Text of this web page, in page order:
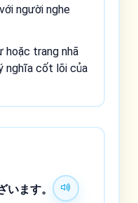
người nghe
hoặc trang nhã
nghĩa cốt lõi của
います。